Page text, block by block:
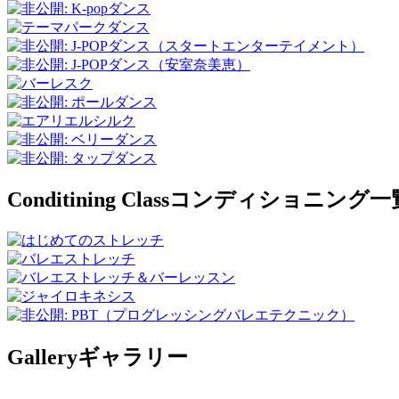
Conditining Classコンディショニング一
Galleryギャラリー